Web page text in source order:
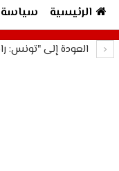
الرئيسية سياسة
العودة إلى "تونس: